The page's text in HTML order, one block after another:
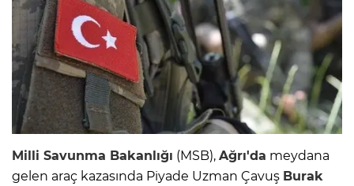
Milli Savunma Bakanlığı (MSB), Ağrı'da meydana
gelen araç kazasında Piyade Uzman Çavuş Burak